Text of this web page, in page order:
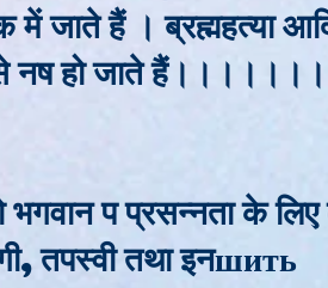
जाते हैं । ब्रह्महत्या
नष हो जाते
भगवान प प्रसन्नता के
तपस्वी तथा इनшить